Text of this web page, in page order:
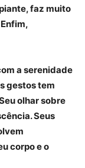
faz muito
a serenidade
gestos tem
olhar sobre
Seus
corpo e o